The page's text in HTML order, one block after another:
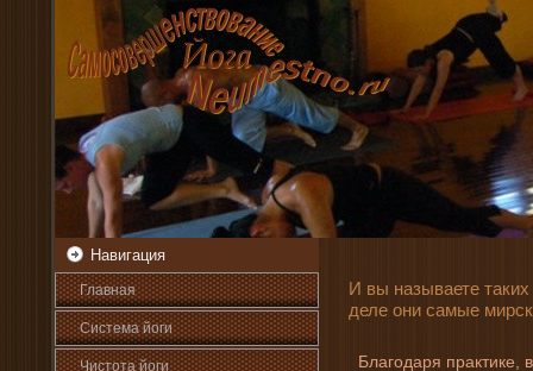
Навигация
Главная
Система йоги
Чистота йоги
И вы называете
де­ле они­ самые
Благодаря практике,